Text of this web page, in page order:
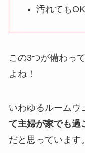
汚れてもOK
この3つが備わっ
よね！
いわゆるルームウ
て主婦が家でも過
だと思っています。